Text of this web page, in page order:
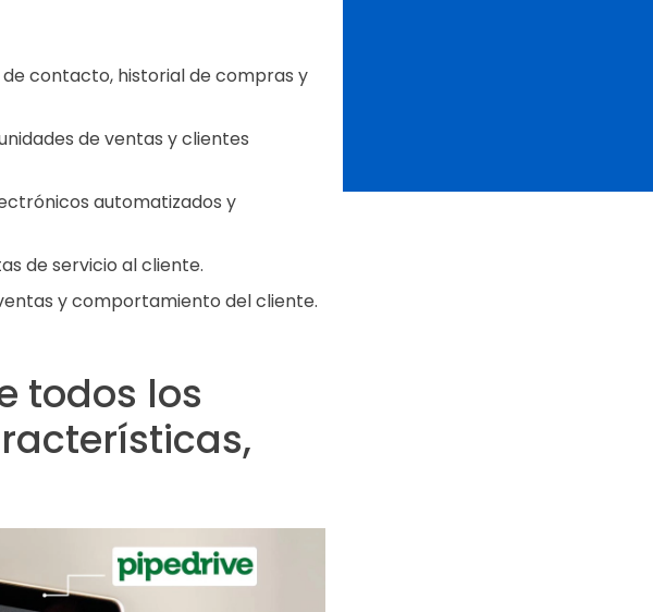
contacto, historial de compras y
de ventas y clientes
automatizados y
de servicio al cliente.
y comportamiento del cliente.
todos los